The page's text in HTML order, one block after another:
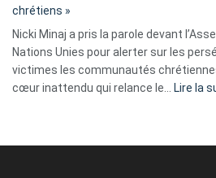
chrétiens »
Nicki Minaj a pris la parole devant
Nations Unies pour alerter sur les
victimes les communautés
cœur inattendu qui relance le… Lire la